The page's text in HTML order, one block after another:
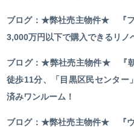
ブログ：★弊社売主物件★ 『
3,000万円以下で購入できるリノ
ブログ：★弊社売主物件★ 『
徒歩11分、「目黒区民センター
済みワンルーム！
ブログ：★弊社売主物件★ 『